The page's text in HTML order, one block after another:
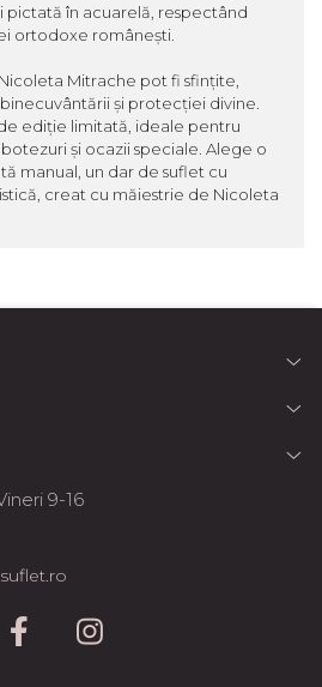
pictată în acuarelă, respectând
ortodoxe românești.
Mitrache pot fi sfințite,
și protecției divine.
ediție limitată, ideale pentru
și ocazii speciale. Alege o
manual, un dar de suflet cu
creat cu măiestrie de Nicoleta
9-16